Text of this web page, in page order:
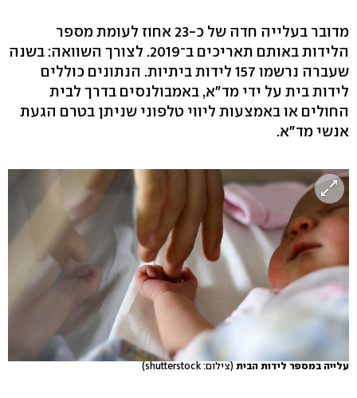
מדובר בעלייה חדה של כ-23 אחוז לעומת מספר
הלידות באותם תאריכים ב־2019. לצורך השוואה: בשנה
שעברה נרשמו 157 לידות ביתיות. הנתונים כוללים
לידות בית על ידי מד"א, באמבולנסים בדרך לבית
החולים או באמצעות ליווי טלפוני שניתן בטרם הגעת
אנשי מד"א.
עלייה במספר לידות הבית (צילום: shutterstock)